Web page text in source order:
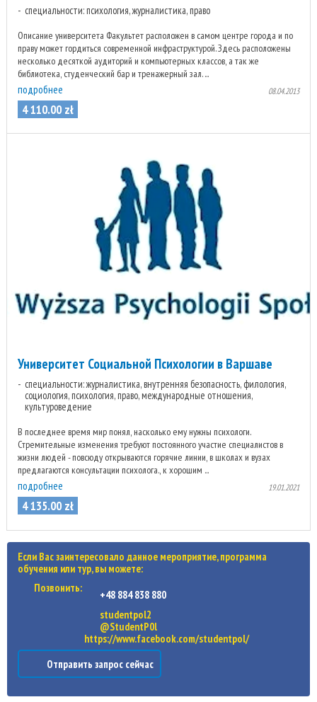
специальности: психология, журналистика, право
Описание университета Факультет расположен в самом центре города и по
праву может гордиться современной инфраструктурой. Здесь расположены
несколько десяткой аудиторий и компьютерных классов, а так же
библиотека, студенческий бар и тренажерный зал. ...
подробнее 08.04.2013
4 110.00 zł
Университет Социальной Психологии в Варшаве
специальности: журналистика, внутренняя безопасность, филология,
социология, психология, право, международные отношения,
культуроведение
В последнее время мир понял, насколько ему нужны психологи.
Стремительные изменения требуют постоянного участие специалистов в
жизни людей - повсюду открываются горячие линии, в школах и вузах
предлагаются консультации психолога., к хорошим ...
подробнее 19.01.2021
4 135.00 zł
Если Вас заинтересовало данное мероприятие, программа
обучения или тур, вы можете:
Позвонить:
+48 884 838 880
studentpol2
@StudentP0l
https://www.facebook.com/studentpol/
Отправить запрос сейчас